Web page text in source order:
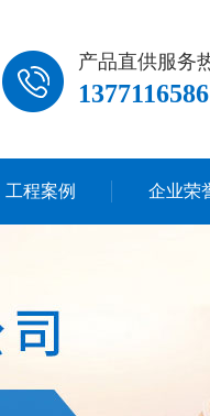
产品直供服务
工程案例 企业荣